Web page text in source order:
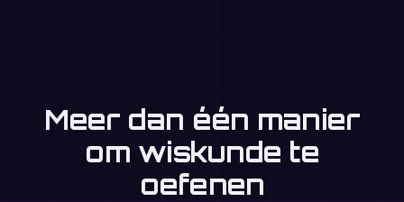
Meer dan één manier
om wiskunde te
oefenen